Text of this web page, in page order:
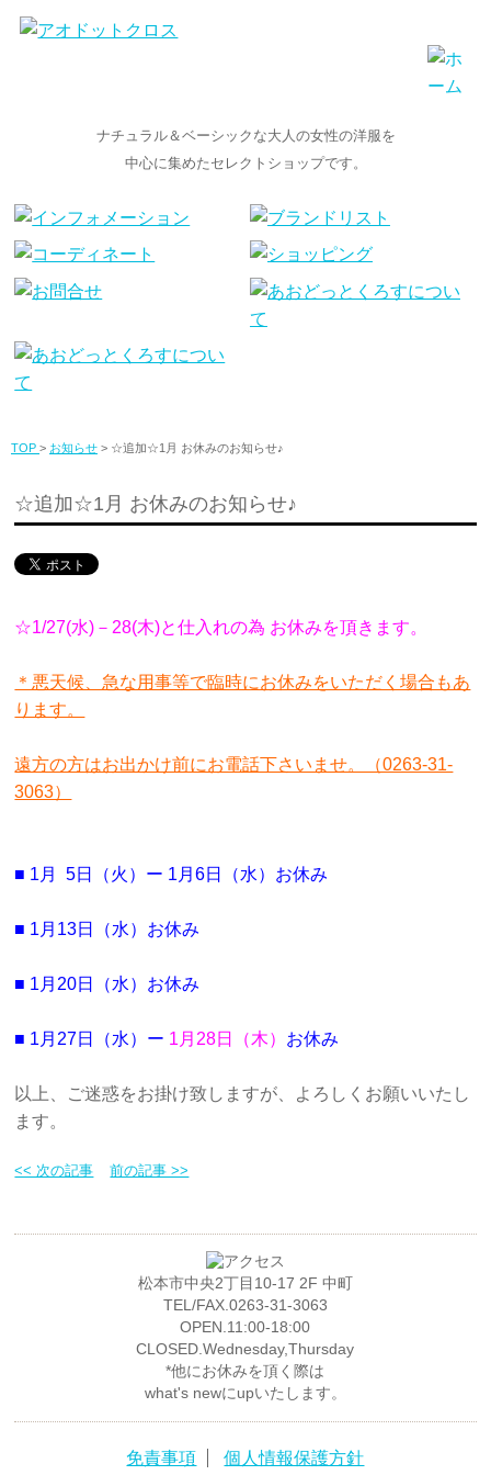
ナチュラル＆ベーシックな大人の女性の洋服を
中心に集めたセレクトショップです。
TOP > お知らせ > ☆追加☆1月 お休みのお知らせ♪
☆追加☆1月 お休みのお知らせ♪
☆1/27(水)－28(木)と仕入れの為 お休みを頂きます。
＊悪天候、急な用事等で臨時にお休みをいただく場合もあ
ります。
遠方の方はお出かけ前にお電話下さいませ。（0263-31-
3063）
■ 1月 5日（火）ー 1月6日（水）お休み
■ 1月13日（水）お休み
■ 1月20日（水） お休み
■ 1 月27日（水） ー 1月28日（木） お休み
以上、ご迷惑をお掛け致しますが、よろしくお願いいたし
ます。
<< 次の記事 前の記事 >>
松本市中央2丁目10-17 2F 中町
TEL/FAX.0263-31-3063
OPEN.11:00-18:00
CLOSED.Wednesday,Thursday
*他にお休みを頂く際は
what's newにupいたします。
免責事項 個人情報保護方針